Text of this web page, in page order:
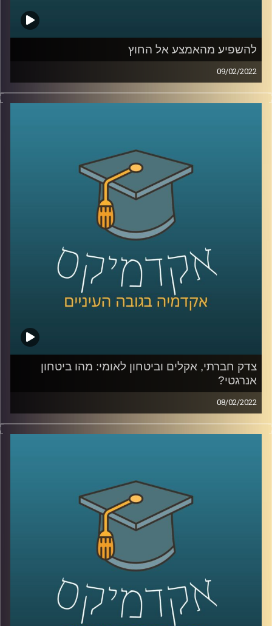
להשפיע מהאמצע אל החוץ
09/02/2022
אני משערת שרובכם ורובכן שמעתם על שינויים מהשטח,
כלומר מלמעטה ומשם עולים "למעלה" אל מקבלי ההחלטות
לקיימות, מציינת שיש עוד מקור ממנו יכולים להגיע שינויים.
האמצע. אז מיהם אותם "אנשי אמצע" ולמה הם כל כך
חשובים? האזינו לשיחה.
לשיחה שקיימתי עם פרופ' יעל פרג על מכסות פחמן אישיות –
לשיחה שקיימתי עם פרופ' יעל פרג על ביטחון אנרגיה –
צדק חברתי, אקלים וביטחון לאומי: מהו ביטחון
אנרגטי?
08/02/2022
איך מאזנים בין הרצון באספקה תמידית של אנרגיה לכולם לבין
קיימות ועד כמה נסכים לקבל את עליית מחירי החשמל כדי
פרופ' יעל פרג, סגנית דיקן בית הספר לקיימות, התארחה בפרק
הזה והעלתה את הסוגיות החברתיות, סביבתיות וביטחוניות
הנוגעות בביטחון אנרגטי.
לשיחה שקיימתי עם פרופ' פרג על מכסות פחמן אישיות –
לשיחה שקיימתי עם פרופ' פרג על שינוי מהאמצע אל החוץ –